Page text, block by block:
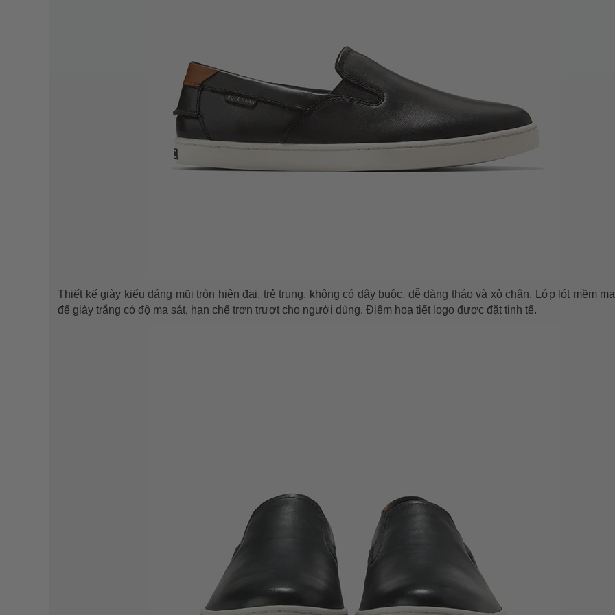
Thiết kế giày kiểu dáng mũi tròn hiện đại, trẻ trung, không có dây buộc, dễ dàng tháo và xỏ chân. Lớp lót mềm
đế giày trắng có độ ma sát, hạn chế trơn trượt cho người dùng. Điểm hoạ tiết logo được đặt tinh tế.